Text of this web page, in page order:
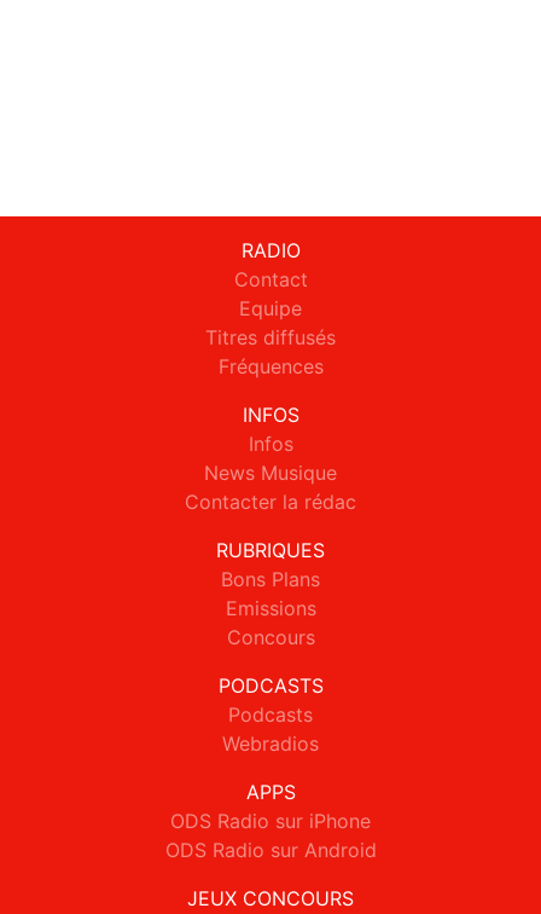
RADIO
Contact
Equipe
Titres diffusés
Fréquences
INFOS
Infos
News Musique
Contacter la rédac
RUBRIQUES
Bons Plans
Emissions
Concours
PODCASTS
Podcasts
Webradios
APPS
ODS Radio sur iPhone
ODS Radio sur Android
JEUX CONCOURS